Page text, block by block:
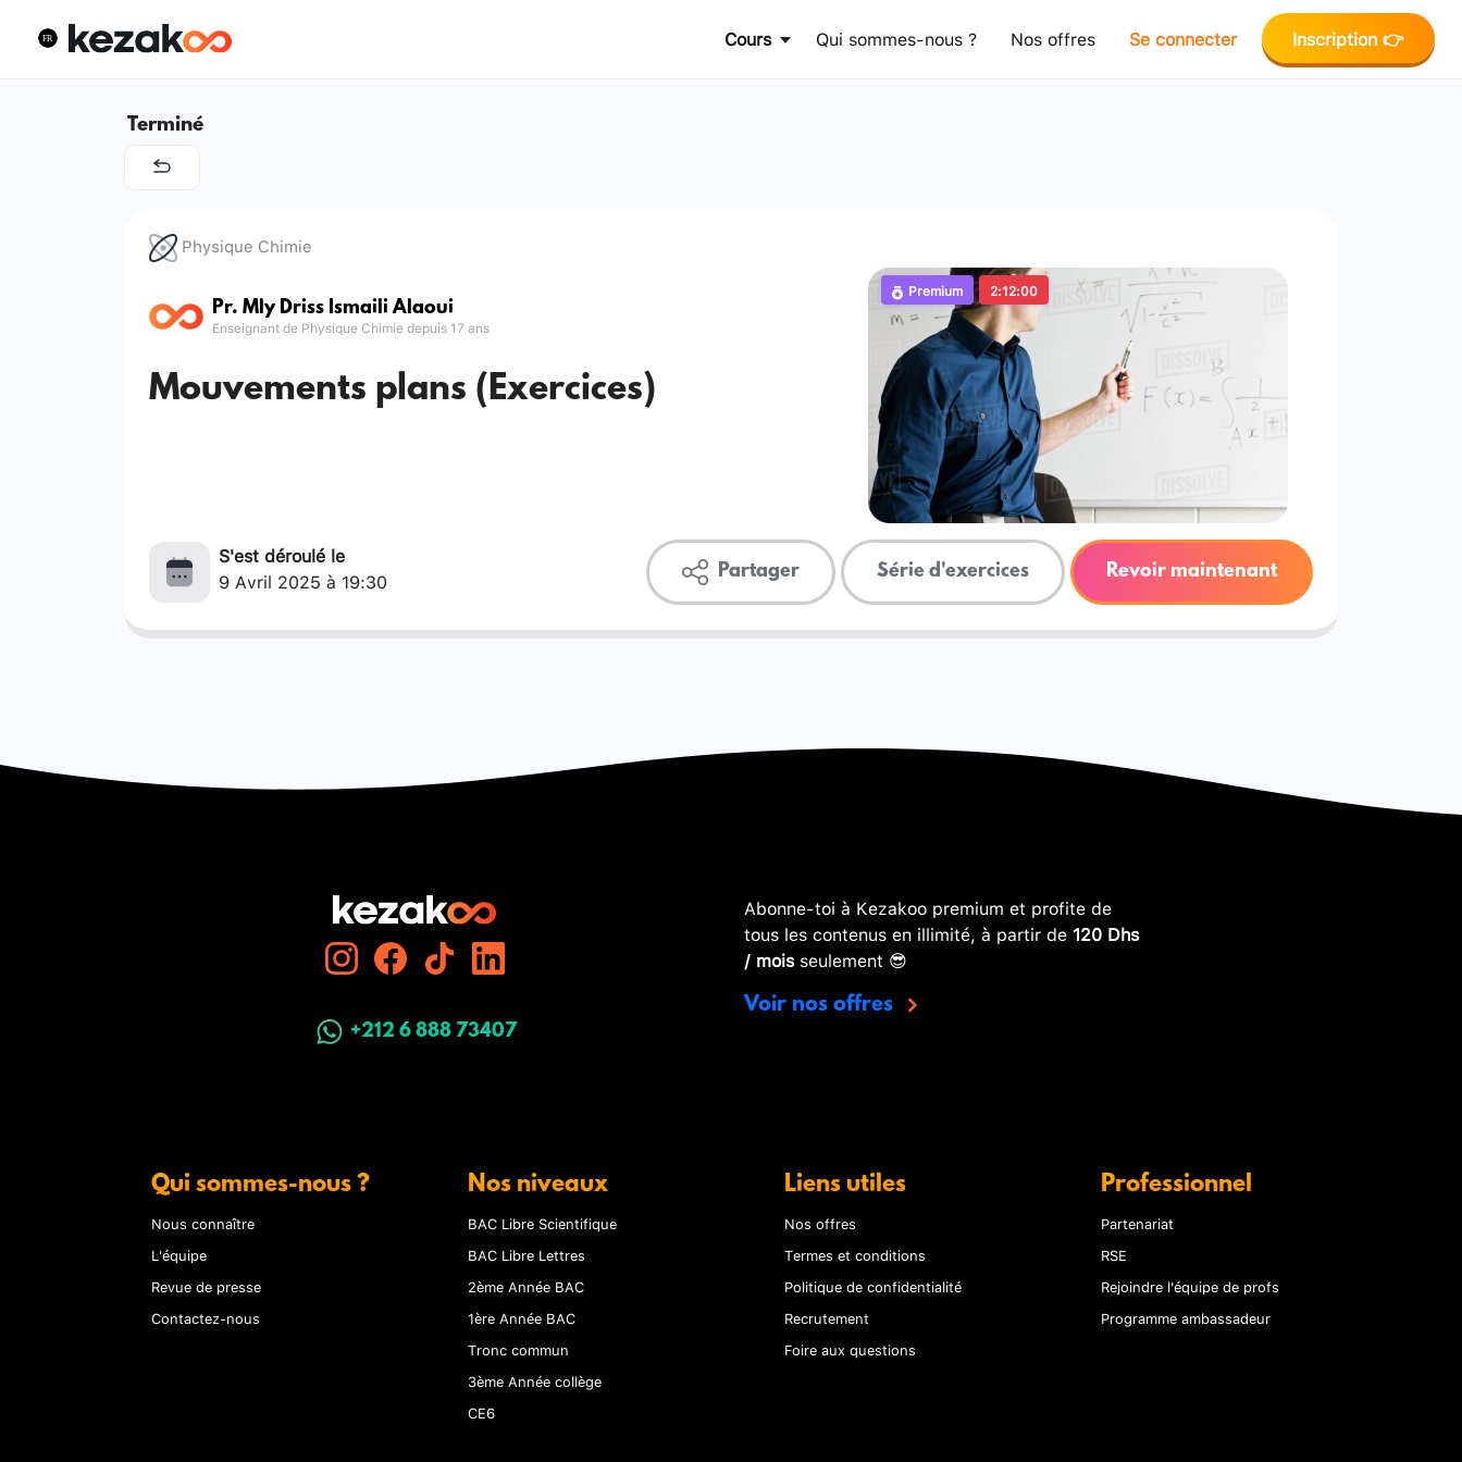
Cours Qui sommes-nous ? Nos offres Se connecter Inscription 👉
Terminé
Physique Chimie
Pr. Mly Driss Ismaili Alaoui
Enseignant de Physique Chimie depuis 17 ans
Mouvements plans (Exercices)
Premium 2:12:00
S'est déroulé le
9 Avril 2025 à 19:30
Partager Série d'exercices Revoir maintenant
+212 6 888 73407
Abonne-toi à Kezakoo premium et profite de
tous les contenus en illimité, à partir de 120 Dhs
/ moisseulement 😎
Voir nos offres
Qui sommes-nous ?
Nous connaître
L'équipe
Revue de presse
Contactez-nous
Nos niveaux
BAC Libre Scientifique
BAC Libre Lettres
2ème Année BAC
1ère Année BAC
Tronc commun
3ème Année collège
CE6
Liens utiles
Nos offres
Termes et conditions
Politique de confidentialité
Recrutement
Foire aux questions
Professionnel
Partenariat
RSE
Rejoindre l'équipe de profs
Programme ambassadeur